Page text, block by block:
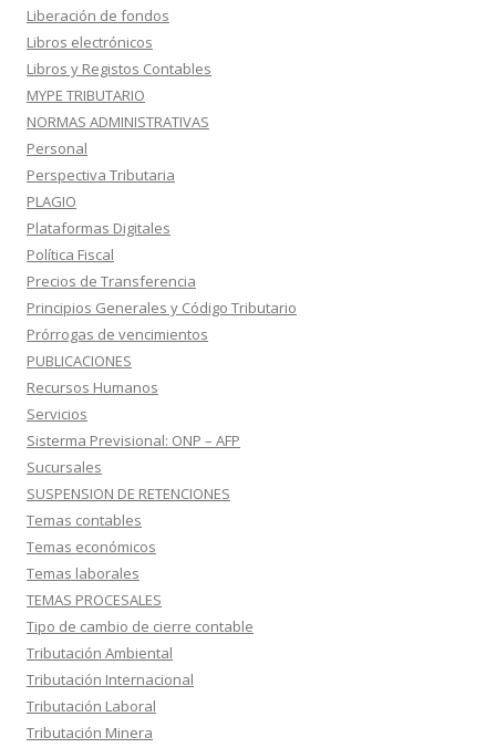
Liberación de fondos
Libros electrónicos
Libros y Registos Contables
MYPE TRIBUTARIO
NORMAS ADMINISTRATIVAS
Personal
Perspectiva Tributaria
PLAGIO
Plataformas Digitales
Política Fiscal
Precios de Transferencia
Principios Generales y Código Tributario
Prórrogas de vencimientos
PUBLICACIONES
Recursos Humanos
Servicios
Sisterma Previsional: ONP – AFP
Sucursales
SUSPENSION DE RETENCIONES
Temas contables
Temas económicos
Temas laborales
TEMAS PROCESALES
Tipo de cambio de cierre contable
Tributación Ambiental
Tributación Internacional
Tributación Laboral
Tributación Minera